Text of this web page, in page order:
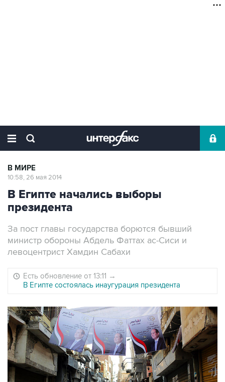
В МИРЕ
10:58, 26 мая 2014
В Египте начались выборы
президента
За пост главы государства борются бывший
министр обороны Абдель Фаттах ас-Сиси и
левоцентрист Хамдин Сабахи
Есть обновление от 13:11 →
В Египте состоялась инаугурация президента